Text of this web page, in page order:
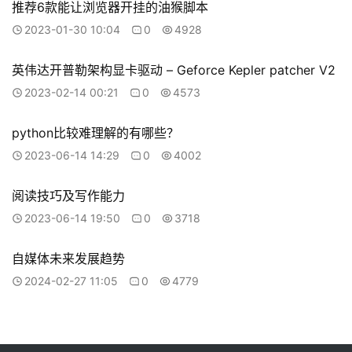
推荐6款能让浏览器开挂的油猴脚本
2023-01-30 10:04 0 4928
英伟达开普勒架构显卡驱动 – Geforce Kepler patcher V2
2023-02-14 00:21 0 4573
python比较难理解的有哪些？
2023-06-14 14:29 0 4002
阅读技巧及写作能力
2023-06-14 19:50 0 3718
自媒体未来发展趋势
2024-02-27 11:05 0 4779